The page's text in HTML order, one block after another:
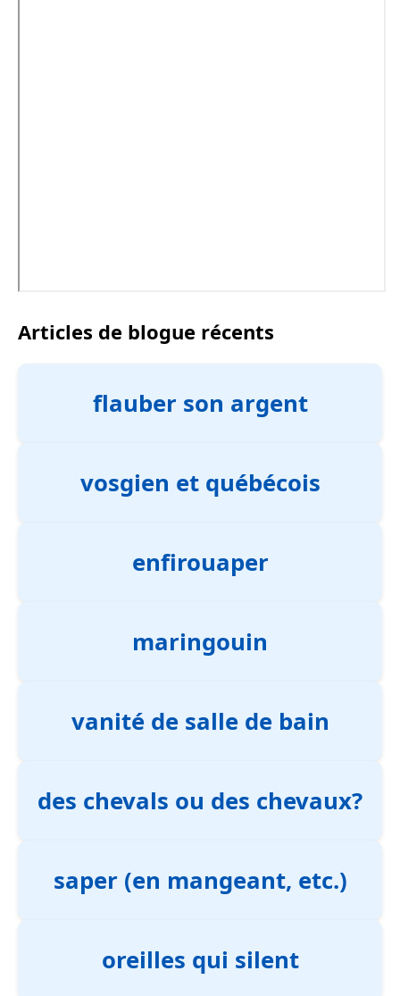
Articles de blogue récents
flauber son argent
vosgien et québécois
enfirouaper
maringouin
vanité de salle de bain
des chevals ou des chevaux?
saper (en mangeant, etc.)
oreilles qui silent